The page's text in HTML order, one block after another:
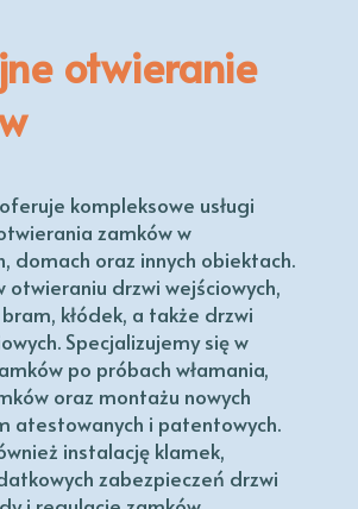
otwieranie
kompleksowe usługi
zamków w
domach oraz innych obiektach.
otwieraniu drzwi wejściowych,
kłódek, a także drzwi
Specjalizujemy się w
po próbach włamania,
oraz montażu nowych
atestowanych i patentowych.
instalację klamek,
zabezpieczeń drzwi